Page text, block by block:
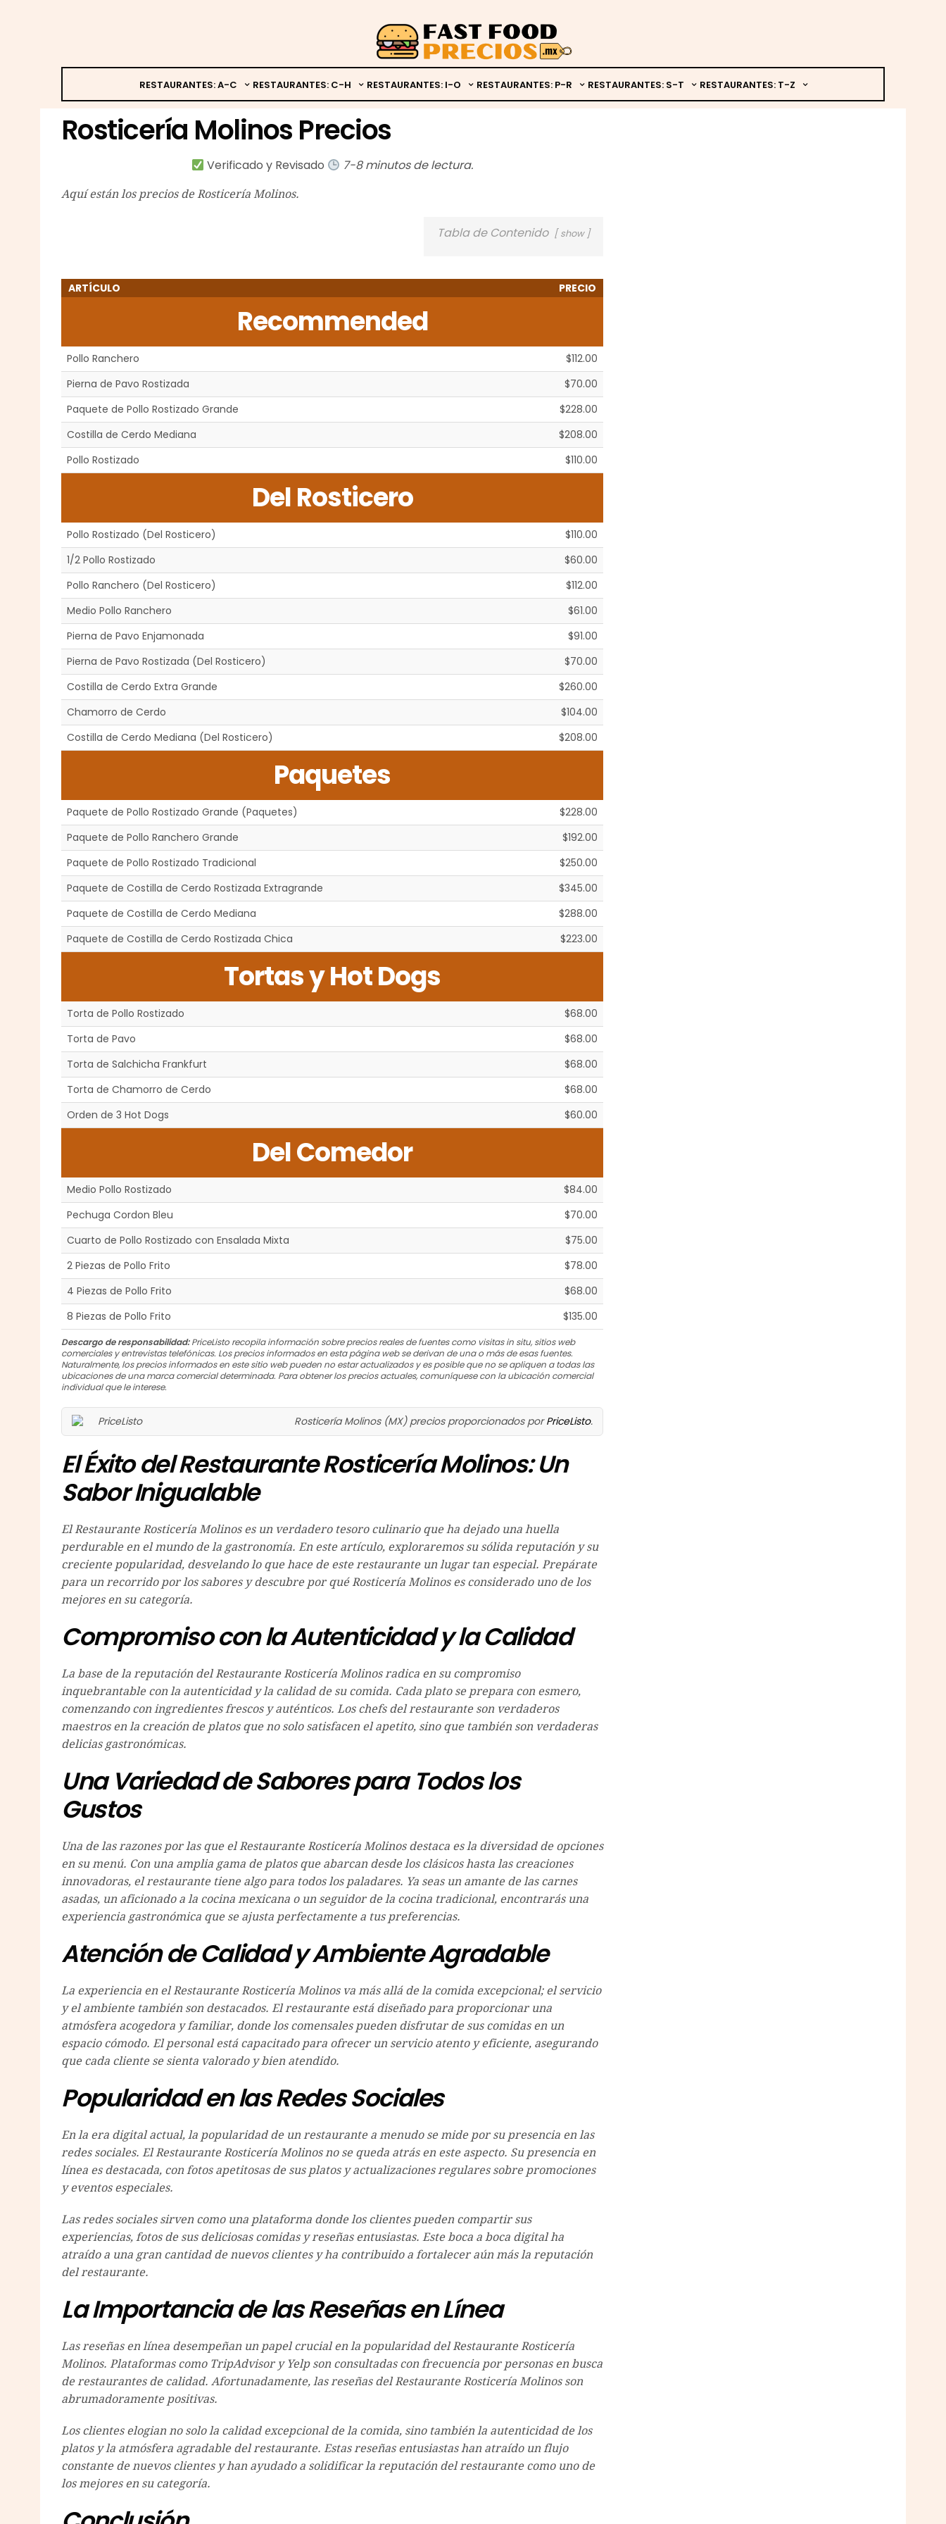
RESTAURANTES: A-C RESTAURANTES: C-H RESTAURANTES: I-O RESTAURANTES: P-R RESTAURANTES: S-T RESTAURANTES: T-Z
Rosticería Molinos Precios
Verificado y Revisado 7-8 minutos de lectura.
Aquí están los precios de Rosticería Molinos.
Tabla de Contenido show
ARTÍCULO PRECIO
Recommended
Pollo Ranchero
$112.00
Pierna de Pavo Rostizada
$70.00
Paquete de Pollo Rostizado Grande
$228.00
Costilla de Cerdo Mediana
$208.00
Pollo Rostizado
$110.00
Del Rosticero
Pollo Rostizado (Del Rosticero)
$110.00
1/2 Pollo Rostizado
$60.00
Pollo Ranchero (Del Rosticero)
$112.00
Medio Pollo Ranchero
$61.00
Pierna de Pavo Enjamonada
$91.00
Pierna de Pavo Rostizada (Del Rosticero)
$70.00
Costilla de Cerdo Extra Grande
$260.00
Chamorro de Cerdo
$104.00
Costilla de Cerdo Mediana (Del Rosticero)
$208.00
Paquetes
Paquete de Pollo Rostizado Grande (Paquetes)
$228.00
Paquete de Pollo Ranchero Grande
$192.00
Paquete de Pollo Rostizado Tradicional
$250.00
Paquete de Costilla de Cerdo Rostizada Extragrande
$345.00
Paquete de Costilla de Cerdo Mediana
$288.00
Paquete de Costilla de Cerdo Rostizada Chica
$223.00
Tortas y Hot Dogs
Torta de Pollo Rostizado
$68.00
Torta de Pavo
$68.00
Torta de Salchicha Frankfurt
$68.00
Torta de Chamorro de Cerdo
$68.00
Orden de 3 Hot Dogs
$60.00
Del Comedor
Medio Pollo Rostizado
$84.00
Pechuga Cordon Bleu
$70.00
Cuarto de Pollo Rostizado con Ensalada Mixta
$75.00
2 Piezas de Pollo Frito
$78.00
4 Piezas de Pollo Frito
$68.00
8 Piezas de Pollo Frito
$135.00
Descargo de responsabilidad:PriceListo recopila información sobre precios reales de fuentes como visitas in situ, sitios web
comerciales y entrevistas telefónicas. Los precios informados en esta página web se derivan de una o más de esas fuentes.
Naturalmente, los precios informados en este sitio web pueden no estar actualizados y es posible que no se apliquen a todas las
ubicaciones de una marca comercial determinada. Para obtener los precios actuales, comuníquese con la ubicación comercial
individual que le interese.
Rosticería Molinos (MX) precios proporcionados porPriceListo.
El Éxito del Restaurante Rosticería Molinos: Un
Sabor Inigualable
El Restaurante Rosticería Molinos es un verdadero tesoro culinario que ha dejado una huella
perdurable en el mundo de la gastronomía. En este artículo, exploraremos su sólida reputación y su
creciente popularidad, desvelando lo que hace de este restaurante un lugar tan especial. Prepárate
para un recorrido por los sabores y descubre por qué Rosticería Molinos es considerado uno de los
mejores en su categoría.
Compromiso con la Autenticidad y la Calidad
La base de la reputación del Restaurante Rosticería Molinos radica en su compromiso
inquebrantable con la autenticidad y la calidad de su comida. Cada plato se prepara con esmero,
comenzando con ingredientes frescos y auténticos. Los chefs del restaurante son verdaderos
maestros en la creación de platos que no solo satisfacen el apetito, sino que también son verdaderas
delicias gastronómicas.
Una Variedad de Sabores para Todos los
Gustos
Una de las razones por las que el Restaurante Rosticería Molinos destaca es la diversidad de opciones
en su menú. Con una amplia gama de platos que abarcan desde los clásicos hasta las creaciones
innovadoras, el restaurante tiene algo para todos los paladares. Ya seas un amante de las carnes
asadas, un aficionado a la cocina mexicana o un seguidor de la cocina tradicional, encontrarás una
experiencia gastronómica que se ajusta perfectamente a tus preferencias.
Atención de Calidad y Ambiente Agradable
La experiencia en el Restaurante Rosticería Molinos va más allá de la comida excepcional; el servicio
y el ambiente también son destacados. El restaurante está diseñado para proporcionar una
atmósfera acogedora y familiar, donde los comensales pueden disfrutar de sus comidas en un
espacio cómodo. El personal está capacitado para ofrecer un servicio atento y eficiente, asegurando
que cada cliente se sienta valorado y bien atendido.
Popularidad en las Redes Sociales
En la era digital actual, la popularidad de un restaurante a menudo se mide por su presencia en las
redes sociales. El Restaurante Rosticería Molinos no se queda atrás en este aspecto. Su presencia en
línea es destacada, con fotos apetitosas de sus platos y actualizaciones regulares sobre promociones
y eventos especiales.
Las redes sociales sirven como una plataforma donde los clientes pueden compartir sus
experiencias, fotos de sus deliciosas comidas y reseñas entusiastas. Este boca a boca digital ha
atraído a una gran cantidad de nuevos clientes y ha contribuido a fortalecer aún más la reputación
del restaurante.
La Importancia de las Reseñas en Línea
Las reseñas en línea desempeñan un papel crucial en la popularidad del Restaurante Rosticería
Molinos. Plataformas como TripAdvisor y Yelp son consultadas con frecuencia por personas en busca
de restaurantes de calidad. Afortunadamente, las reseñas del Restaurante Rosticería Molinos son
abrumadoramente positivas.
Los clientes elogian no solo la calidad excepcional de la comida, sino también la autenticidad de los
platos y la atmósfera agradable del restaurante. Estas reseñas entusiastas han atraído un flujo
constante de nuevos clientes y han ayudado a solidificar la reputación del restaurante como uno de
los mejores en su categoría.